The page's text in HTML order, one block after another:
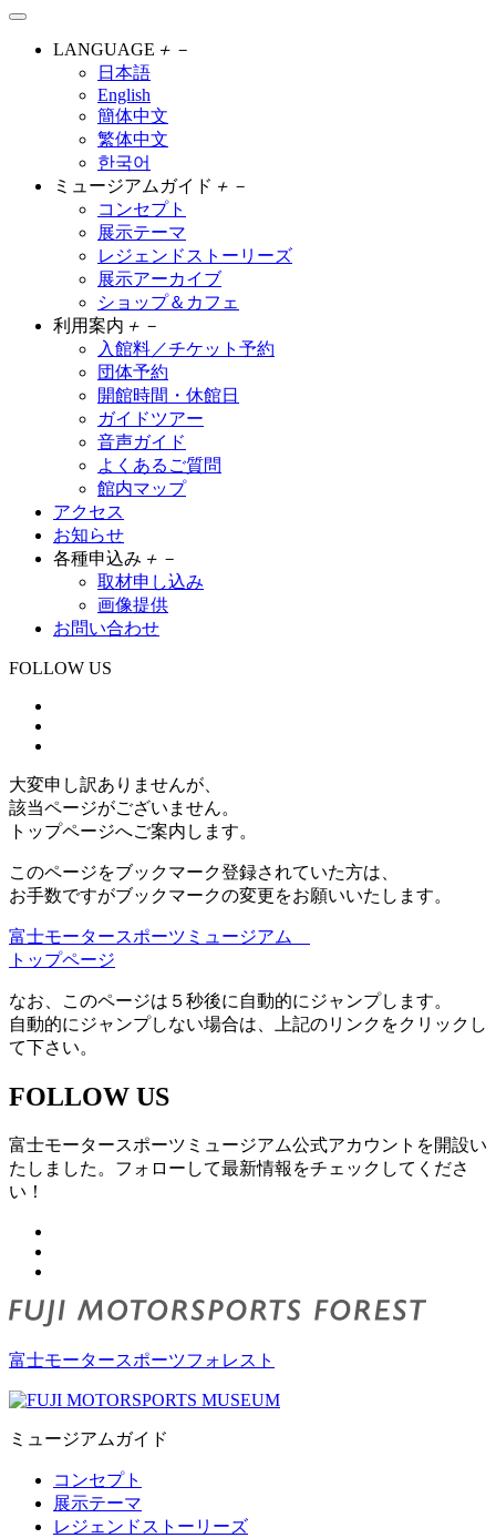
LANGUAGE ＋ －
日本語
English
簡体中文
繁体中文
한국어
ミュージアムガイド ＋ －
コンセプト
展示テーマ
レジェンドストーリーズ
展示アーカイブ
ショップ＆カフェ
利用案内 ＋ －
入館料／チケット予約
団体予約
開館時間・休館日
ガイドツアー
音声ガイド
よくあるご質問
館内マップ
アクセス
お知らせ
各種申込み ＋ －
取材申し込み
画像提供
お問い合わせ
FOLLOW US
大変申し訳ありませんが、
該当ページがございません。
トップページへご案内します。
このページをブックマーク登録されていた方は、
お手数ですがブックマークの変更をお願いいたします。
富士モータースポーツミュージアム
トップページ
なお、このページは５秒後に自動的にジャンプします。
自動的にジャンプしない場合は、上記のリンクをクリックし
て下さい。
FOLLOW US
富士モータースポーツミュージアム公式アカウントを開設い
たしました。フォローして最新情報をチェックしてくださ
い！
富士モータースポーツフォレスト
ミュージアムガイド
コンセプト
展示テーマ
レジェンドストーリーズ